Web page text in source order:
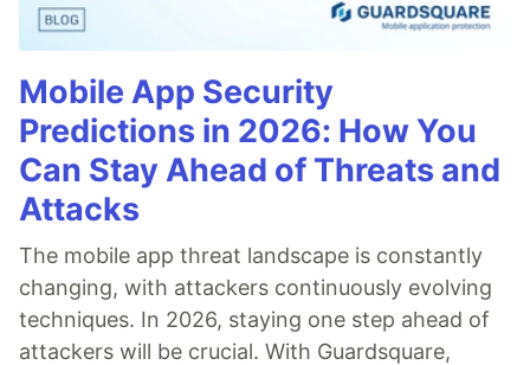
Mobile App Security
Predictions in 2026: How You
Can Stay Ahead of Threats and
Attacks
The mobile app threat landscape is constantly
changing, with attackers continuously evolving
techniques. In 2026, staying one step ahead of
attackers will be crucial. With Guardsquare,